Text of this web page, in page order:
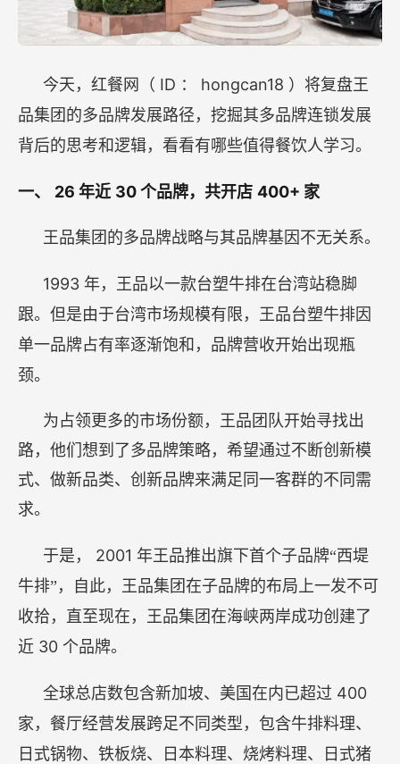
今天，红餐网（ ID ： hongcan18 ）将复盘王
品集团的多品牌发展路径，挖掘其多品牌连锁发展
背后的思考和逻辑，看看有哪些值得餐饮人学习。
一、 26 年近 30 个品牌，共开店 400+ 家
王品集团的多品牌战略与其品牌基因不无关系。
1993 年，王品以一款台塑牛排在台湾站稳脚
跟。但是由于台湾市场规模有限，王品台塑牛排因
单一品牌占有率逐渐饱和，品牌营收开始出现瓶
颈。
为占领更多的市场份额，王品团队开始寻找出
路，他们想到了多品牌策略，希望通过不断创新模
式、做新品类、创新品牌来满足同一客群的不同需
求。
于是， 2001 年王品推出旗下首个子品牌“西堤
牛排”，自此，王品集团在子品牌的布局上一发不可
收拾，直至现在，王品集团在海峡两岸成功创建了
近 30 个品牌。
全球总店数包含新加坡、美国在内已超过 400
家，餐厅经营发展跨足不同类型，包含牛排料理、
日式锅物、铁板烧、日本料理、烧烤料理、日式猪